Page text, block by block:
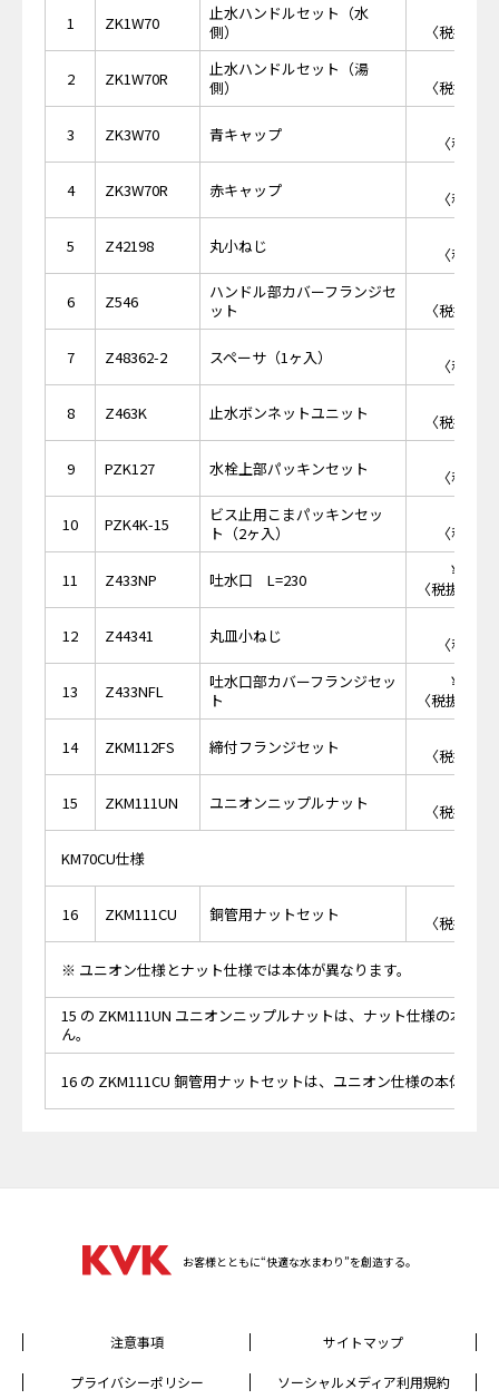
1 ZK1W70
止水ハンドルセット（水
側）
〈税抜価
2 ZK1W70R
止水ハンドルセット（湯
側）
〈税抜価
3 ZK3W70 青キャップ
〈税抜
4 ZK3W70R 赤キャップ
〈税抜
5 Z42198 丸小ねじ
〈税抜
6 Z546
ハンドル部カバーフランジセ
ット
〈税抜価
7 Z48362-2 スペーサ（1ヶ入）
〈税抜
8 Z463K 止水ボンネットユニット
〈税抜価
9 PZK127 水栓上部パッキンセット
〈税抜
10 PZK4K-15
ビス止用こまパッキンセッ
ト（2ヶ入）
〈税抜
11 Z433NP 吐水口 L=230
￥
〈税抜価格
12 Z44341 丸皿小ねじ
〈税抜
13 Z433NFL
吐水口部カバーフランジセッ
ト
￥
〈税抜価格
14 ZKM112FS 締付フランジセット
〈税抜価
15 ZKM111UN ユニオンニップルナット
〈税抜価
KM70CU仕様
16 ZKM111CU 銅管用ナットセット
〈税抜価
※ ユニオン仕様とナット仕様では本体が異なります。
15 の ZKM111UN ユニオンニップルナットは、ナット仕様の本体
ん。
16 の ZKM111CU 銅管用ナットセットは、ユニオン仕様の本体に
お客様とともに“快適な水まわり”を創造する。
注意事項 サイトマップ
プライバシーポリシー ソーシャルメディア利用規約